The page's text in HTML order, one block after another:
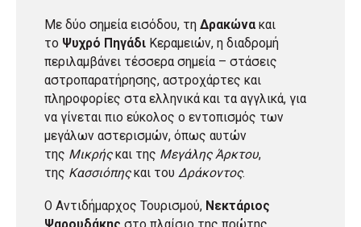
Με δύο σημεία εισόδου, τη Δρακώνα και
το Ψυχρό Πηγάδι Κεραμειών, η διαδρομή
περιλαμβάνει τέσσερα σημεία – στάσεις
αστροπαρατήρησης, αστροχάρτες και
πληροφορίες στα ελληνικά και τα αγγλικά, για
να γίνεται πιο εύκολος ο εντοπισμός των
μεγάλων αστερισμών, όπως αυτών
της Μικρήςκαι της Μεγάλης Άρκτου,
της Κασσιόπηςκαι του Δράκοντος.
Ο Αντιδήμαρχος Τουρισμού, Νεκτάριος